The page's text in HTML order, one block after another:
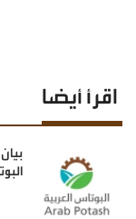
اقرأ أيضا